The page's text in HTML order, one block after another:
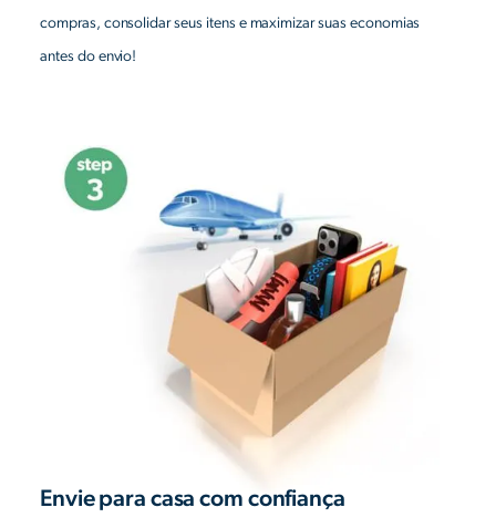
compras, consolidar seus itens e maximizar suas economias
antes do envio!
Envie para casa com confiança